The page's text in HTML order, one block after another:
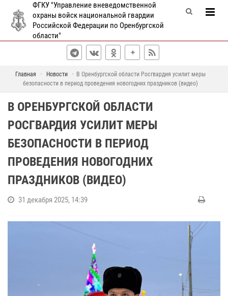
ФГКУ "Управление вневедомственной
охраны войск национальной гвардии
Российской Федерации по Оренбургской
области"
Главная Новости
В Оренбургской области Росгвардия усилит меры
безопасности в период проведения новогодних праздников (видео)
В ОРЕНБУРГСКОЙ ОБЛАСТИ
РОСГВАРДИЯ УСИЛИТ МЕРЫ
БЕЗОПАСНОСТИ В ПЕРИОД
ПРОВЕДЕНИЯ НОВОГОДНИХ
ПРАЗДНИКОВ (ВИДЕО)
31 декабря 2025, 14:39